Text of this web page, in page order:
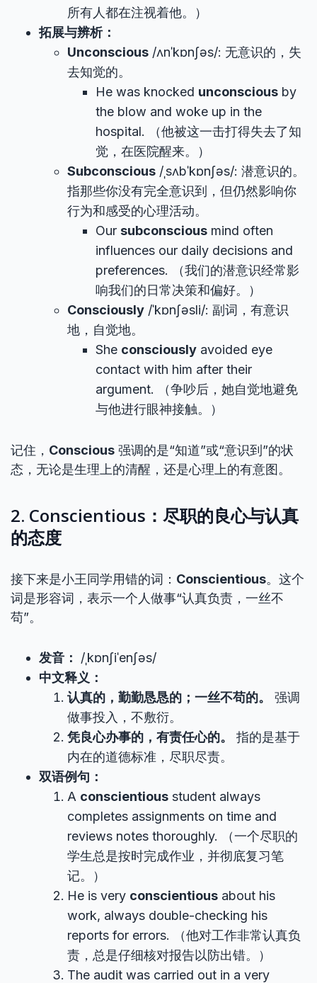
所有人都在注视着他。）
拓展与辨析：
Unconscious /ʌnˈkɒnʃəs/: 无意识的，失
去知觉的。
He was knocked unconscious by
the blow and woke up in the
hospital. （他被这一击打得失去了知
觉，在医院醒来。）
Subconscious /ˌsʌbˈkɒnʃəs/: 潜意识的。
指那些你没有完全意识到，但仍然影响你
行为和感受的心理活动。
Our subconscious mind often
influences our daily decisions and
preferences. （我们的潜意识经常影
响我们的日常决策和偏好。）
Consciously /ˈkɒnʃəsli/: 副词，有意识
地，自觉地。
She consciously avoided eye
contact with him after their
argument. （争吵后，她自觉地避免
与他进行眼神接触。）
记住， Conscious 强调的是“知道”或“意识到”的状
态，无论是生理上的清醒，还是心理上的有意图。
2. Conscientious：尽职的良心与认真
的态度
接下来是小王同学用错的词： Conscientious。这个
词是形容词，表示一个人做事“认真负责，一丝不
苟”。
发音：
/ˌkɒnʃiˈenʃəs/
中文释义：
认真的，勤勤恳恳的；一丝不苟的。
强调
做事投入，不敷衍。
凭良心办事的，有责任心的。
指的是基于
内在的道德标准，尽职尽责。
双语例句：
A conscientious student always
completes assignments on time and
reviews notes thoroughly. （一个尽职的
学生总是按时完成作业，并彻底复习笔
记。）
He is very conscientious about his
work, always double-checking his
reports for errors. （他对工作非常认真负
责，总是仔细核对报告以防出错。）
The audit was carried out in a very